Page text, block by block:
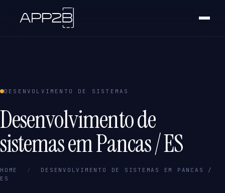
DESENVOLVIMENTO DE SISTEMAS
Desenvolvimento de
sistemas em Pancas / ES
HOME /
DESENVOLVIMENTO DE SISTEMAS EM PANCAS /
ES